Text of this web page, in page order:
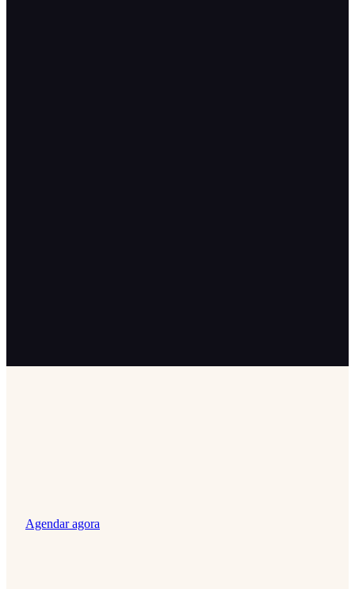
Agendar agora